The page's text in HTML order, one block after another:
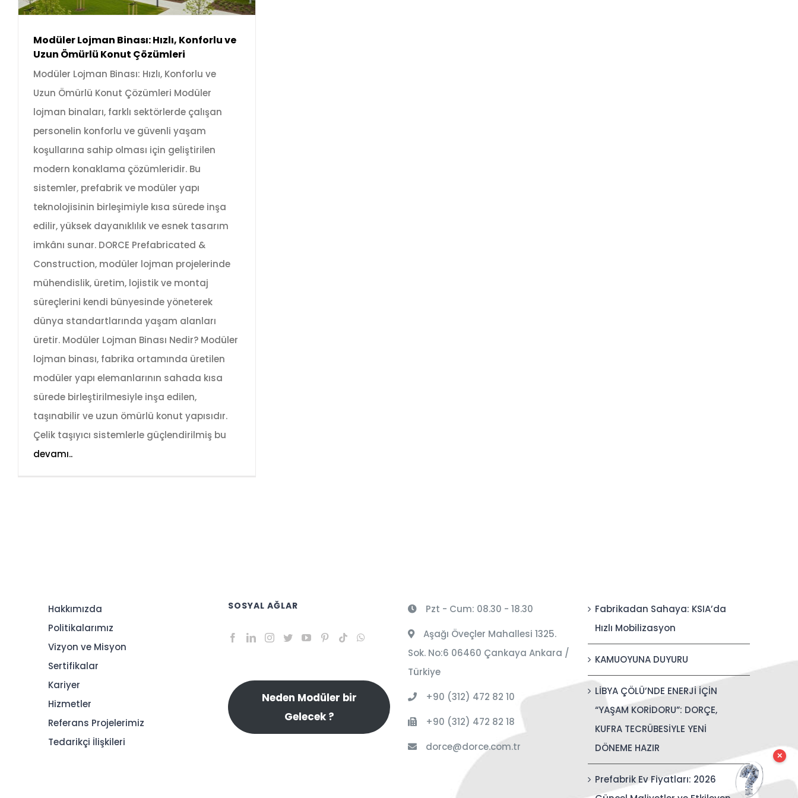
Modüler Lojman Binası: Hızlı, Konforlu ve
Uzun Ömürlü Konut Çözümleri
Modüler Lojman Binası: Hızlı, Konforlu ve
Uzun Ömürlü Konut Çözümleri Modüler
lojman binaları, farklı sektörlerde çalışan
personelin konforlu ve güvenli yaşam
koşullarına sahip olması için geliştirilen
modern konaklama çözümleridir. Bu
sistemler, prefabrik ve modüler yapı
teknolojisinin birleşimiyle kısa sürede inşa
edilir, yüksek dayanıklılık ve esnek tasarım
imkânı sunar. DORCE Prefabricated &
Construction, modüler lojman projelerinde
mühendislik, üretim, lojistik ve montaj
süreçlerini kendi bünyesinde yöneterek
dünya standartlarında yaşam alanları
üretir. Modüler Lojman Binası Nedir? Modüler
lojman binası, fabrika ortamında üretilen
modüler yapı elemanlarının sahada kısa
sürede birleştirilmesiyle inşa edilen,
taşınabilir ve uzun ömürlü konut yapısıdır.
Çelik taşıyıcı sistemlerle güçlendirilmiş bu
devamı..
Hakkımızda
Politikalarımız
Vizyon ve Misyon
Sertifikalar
Kariyer
Hizmetler
Referans Projelerimiz
Tedarikçi İlişkileri
SOSYAL AĞLAR
Neden Modüler bir
Gelecek ?
Pzt - Cum: 08.30 - 18.30
Aşağı Öveçler Mahallesi 1325.
Sok. No:6 06460 Çankaya Ankara /
Türkiye
+90 (312) 472 82 10
+90 (312) 472 82 18
dorce@dorce.com.tr
Fabrikadan Sahaya: KSIA’da
Hızlı Mobilizasyon
KAMUOYUNA DUYURU
LİBYA ÇÖLÜ’NDE ENERJİ İÇİN
“YAŞAM KORİDORU”: DORÇE,
KUFRA TECRÜBESİYLE YENİ
DÖNEME HAZIR
Prefabrik Ev Fiyatları: 2026
✕